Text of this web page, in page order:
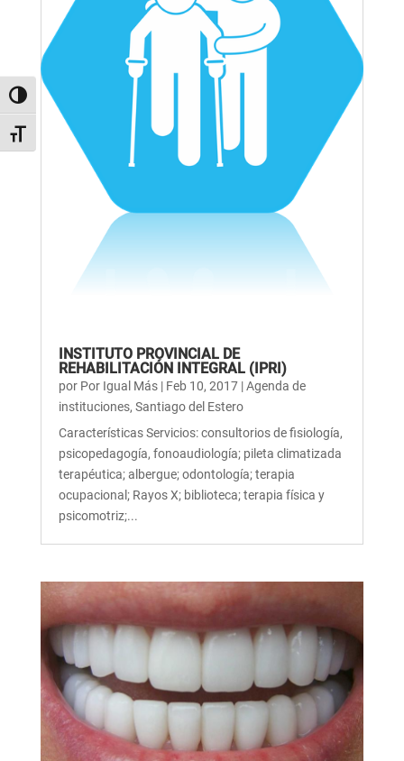
Alternar alto contraste
Alternar tamaño de letra
INSTITUTO PROVINCIAL DE
REHABILITACIÓN INTEGRAL (IPRI)
por Por Igual Más| Feb 10, 2017|Agenda de
instituciones, Santiago del Estero
Características Servicios: consultorios de fisiología,
psicopedagogía, fonoaudiología; pileta climatizada
terapéutica; albergue; odontología; terapia
ocupacional; Rayos X; biblioteca; terapia física y
psicomotriz;...